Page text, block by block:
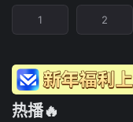
1 2
热播🔥